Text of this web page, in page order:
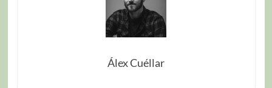
Álex Cuéllar